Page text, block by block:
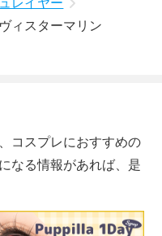
レイヤー
ィスターマリン
コスプレにおすすめの
なる情報があれば、是